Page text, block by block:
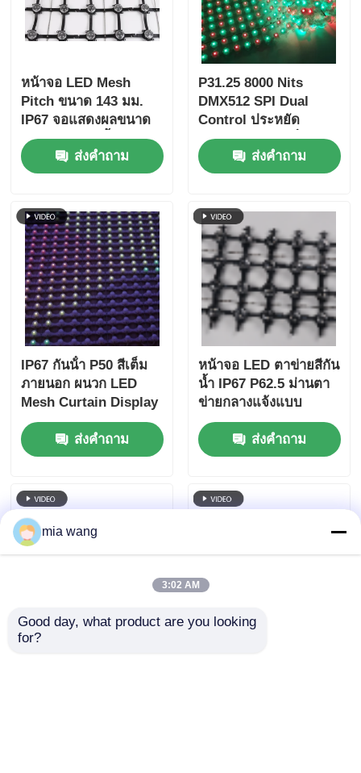
หน้าจอ LED Mesh
Pitch ขนาด 143 มม.
IP67 จอแสดงผลขนาด
ใหญ่กลางแจ้งน้ำหนัก
เบาเป็นพิเศษสำหรับ
โครงการสร้างสรรค์ภูมิ
ส่งคำถาม
P31.25 8000 Nits
DMX512 SPI Dual
Control ประหยัด
พลังงานพลังงานต่ํา
ส่งคำถาม
IP67 กันน้ํา P50 สีเต็ม
ภายนอก ผนวก LED
Mesh Curtain Display
สําหรับหน้าต่างอาคาร
ส่งคำถาม
หน้าจอ LED ตาข่ายสีกัน
น้ำ IP67 P62.5 ม่านตา
ข่ายกลางแจ้งแบบ
ยืดหยุ่นสำหรับการ
ออกแบบเวทีและการ
ตกแต่งอาคาร
ส่งคำถาม
mia wang
3:02 AM
Good day, what product are you looking
for?